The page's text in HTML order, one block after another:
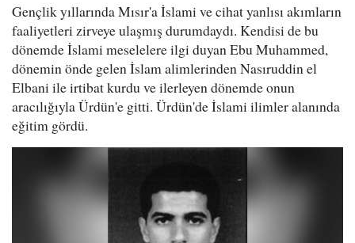
Gençlik yıllarında Mısır'a İslami ve cihat yanlısı akımların
faaliyetleri zirveye ulaşmış durumdaydı. Kendisi de bu
dönemde İslami meselelere ilgi duyan Ebu Muhammed,
dönemin önde gelen İslam alimlerinden Nasıruddin el
Elbani ile irtibat kurdu ve ilerleyen dönemde onun
aracılığıyla Ürdün'e gitti. Ürdün'de İslami ilimler alanında
eğitim gördü.